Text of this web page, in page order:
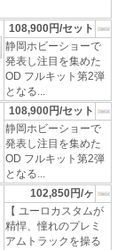
108,900円/セット
静岡ホビーショーで
発表し注目を集めた
OD フルキット第2弾
となる...
108,900円/セット
静岡ホビーショーで
発表し注目を集めた
OD フルキット第2弾
となる...
102,850円/ヶ
【 ユーロカスタムが
精悍、憧れのプレミ
アムトラックを操る